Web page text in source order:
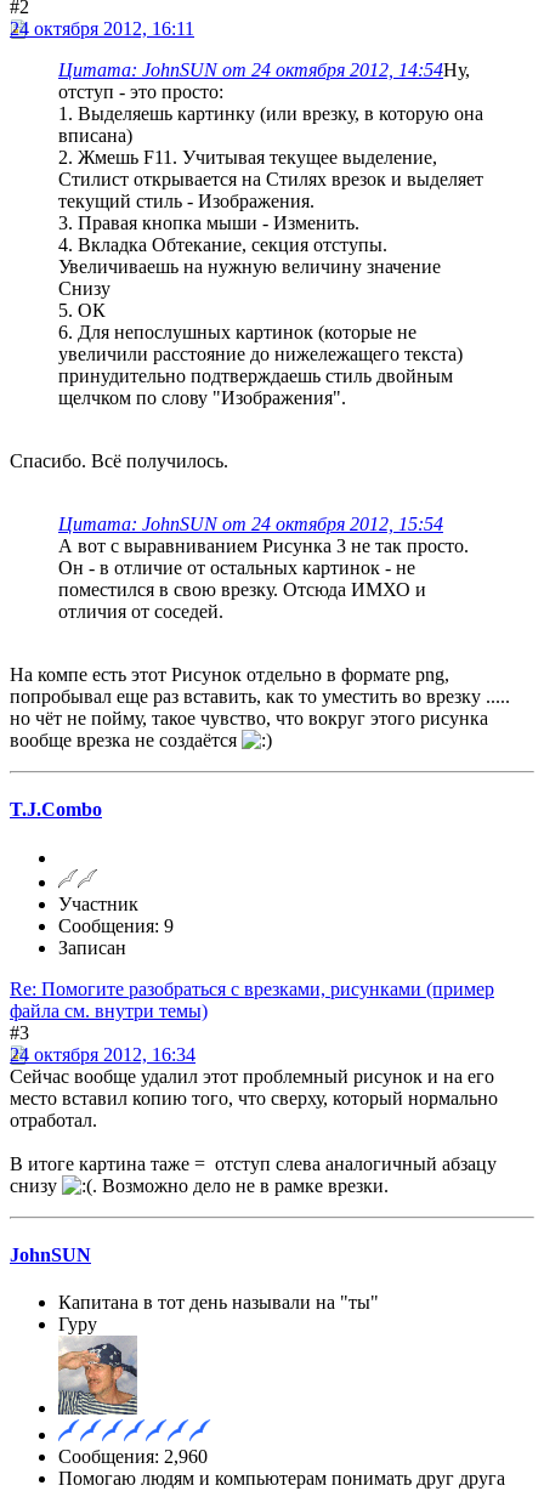
#2
24 октября 2012, 16:11
Цитата: JohnSUN от 24 октября 2012, 14:54Ну,
отступ - это просто:
1. Выделяешь картинку (или врезку, в которую она
вписана)
2. Жмешь F11. Учитывая текущее выделение,
Стилист открывается на Стилях врезок и выделяет
текущий стиль - Изображения.
3. Правая кнопка мыши - Изменить.
4. Вкладка Обтекание, секция отступы.
Увеличиваешь на нужную величину значение
Снизу
5. ОК
6. Для непослушных картинок (которые не
увеличили расстояние до нижележащего текста)
принудительно подтверждаешь стиль двойным
щелчком по слову "Изображения".
Спасибо. Всё получилось.
Цитата: JohnSUN от 24 октября 2012, 15:54
А вот с выравниванием Рисунка 3 не так просто.
Он - в отличие от остальных картинок - не
поместился в свою врезку. Отсюда ИМХО и
отличия от соседей.
На компе есть этот Рисунок отдельно в формате png,
попробывал еще раз вставить, как то уместить во врезку .....
но чёт не пойму, такое чувство, что вокруг этого рисунка
вообще врезка не создаётся
T.J.Combo
Участник
Сообщения: 9
Записан
Re: Помогите разобраться с врезками, рисунками (пример
файла см. внутри темы)
#3
24 октября 2012, 16:34
Сейчас вообще удалил этот проблемный рисунок и на его
место вставил копию того, что сверху, который нормально
отработал.
В итоге картина таже = отступ слева аналогичный абзацу
снизу
. Возможно дело не в рамке врезки.
JohnSUN
Капитана в тот день называли на "ты"
Гуру
Сообщения: 2,960
Помогаю людям и компьютерам понимать друг друга